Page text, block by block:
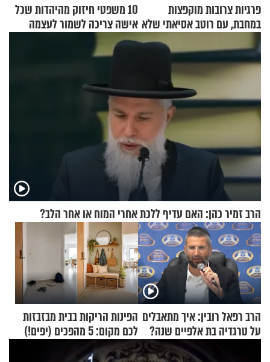
פרגיות צרובות מוקפצות
במחבת, עם רוטב אסיאתי שלא
יישכח במהרה
10 משפטי חיזוק מהיהדות שכל
אישה צריכה לשמור לעצמה
הרב זמיר כהן: האם עדיף ללכת אחרי המוח או אחר הלב?
הרב רפאל רובין: איך מתאבלים
על טרגדיה בת אלפיים שנה?
הפינות הריקות בבית מבזבזות
לכם מקום: 5 מהפכים (יפים!)
שאפשר לעשות כבר היום